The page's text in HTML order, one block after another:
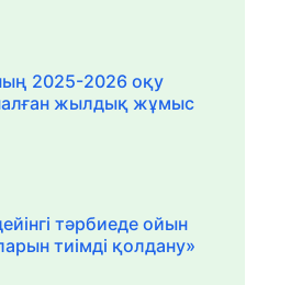
2025-2026 оқу
жылдық жұмыс
тәрбиеде ойын
тиімді қолдану»